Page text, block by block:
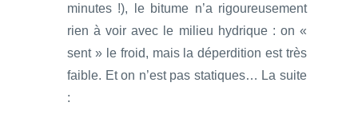
minutes !), le bitume n’a rigoureusement
rien à voir avec le milieu hydrique : on «
sent » le froid, mais la déperdition est très
faible. Et on n’est pas statiques… La suite
: